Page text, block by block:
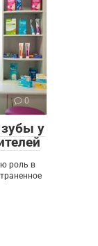
0
у
роль в